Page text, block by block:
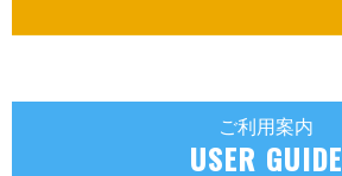
ご利用案内
USER GUIDE